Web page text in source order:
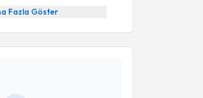
Fazla Göster